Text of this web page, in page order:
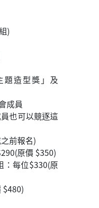
)
題造型獎」及
成員
也可以競逐這
前報名)
原價 $350)
：每位$330(原
$480)